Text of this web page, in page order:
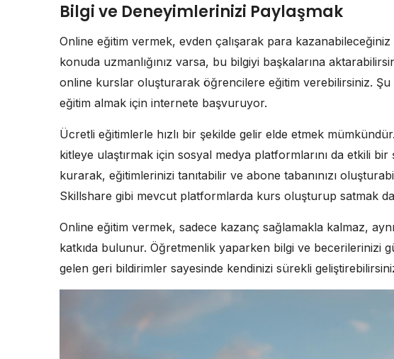
Bilgi ve Deneyimlerinizi Paylaşmak
Online eğitim vermek, evden çalışarak para
konuda uzmanlığınız varsa, bu bilgiyi başkalarına
online kurslar oluşturarak öğrencilere eğitim verebilirsiniz.
eğitim almak için internete başvuruyor.
Ücretli eğitimlerle hızlı bir şekilde gelir elde etmek
kitleye ulaştırmak için sosyal medya platformlarını da etkili
kurarak, eğitimlerinizi tanıtabilir ve abone tabanınızı
Skillshare gibi mevcut platformlarda kurs oluşturup satmak
Online eğitim vermek, sadece kazanç sağlamakla kalmaz,
katkıda bulunur. Öğretmenlik yaparken bilgi ve becerilerinizi
gelen geri bildirimler sayesinde kendinizi sürekli